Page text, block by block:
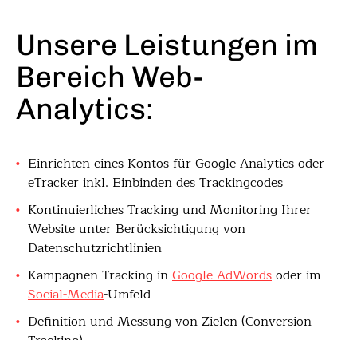
Unsere Leistungen im
Bereich Web-
Analytics:
Einrichten eines Kontos für Google Analytics oder
eTracker inkl. Einbinden des Trackingcodes
Kontinuierliches Tracking und Monitoring Ihrer
Website unter Berücksichtigung von
Datenschutzrichtlinien
Kampagnen-Tracking inGoogle AdWordsoder im
Social-Media-Umfeld
Definition und Messung von Zielen (Conversion